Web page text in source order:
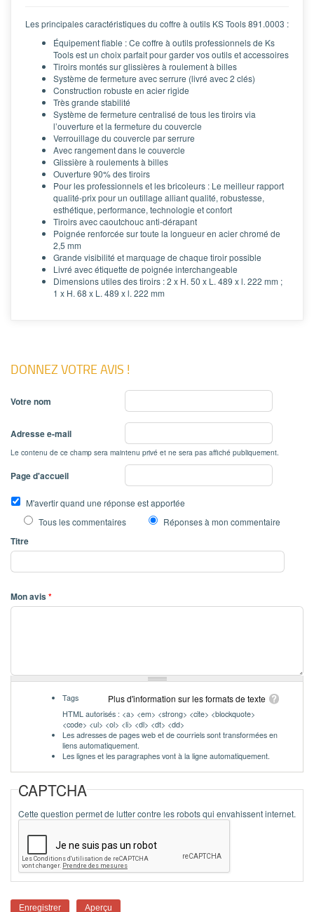
Les principales caractéristiques du coffre à outils KS Tools 891.0003 :
Équipement fiable : Ce coffre à outils professionnels de Ks
Tools est un choix parfait pour garder vos outils et accessoires
Tiroirs montés sur glissières à roulement à billes
Système de fermeture avec serrure (livré avec 2 clés)
Construction robuste en acier rigide
Très grande stabilité
Système de fermeture centralisé de tous les tiroirs via
l’ouverture et la fermeture du couvercle
Verrouillage du couvercle par serrure
Avec rangement dans le couvercle
Glissière à roulements à billes
Ouverture 90% des tiroirs
Pour les professionnels et les bricoleurs : Le meilleur rapport
qualité-prix pour un outillage alliant qualité, robustesse,
esthétique, performance, technologie et confort
Tiroirs avec caoutchouc anti-dérapant
Poignée renforcée sur toute la longueur en acier chromé de
2,5 mm
Grande visibilité et marquage de chaque tiroir possible
Livré avec étiquette de poignée interchangeable
Dimensions utiles des tiroirs : 2 x H. 50 x L. 489 x l. 222 mm ;
1 x H. 68 x L. 489 x l. 222 mm
DONNEZ VOTRE AVIS !
Votre nom
Adresse e-mail
Le contenu de ce champ sera maintenu privé et ne sera pas affiché publiquement.
Page d'accueil
M'avertir quand une réponse est apportée
Tous les commentaires
Réponses à mon commentaire
Titre
Mon avis*
Plus d'information sur les formats de texte
Tags
HTML autorisés : <a> <em> <strong> <cite> <blockquote>
<code> <ul> <ol> <li> <dl> <dt> <dd>
Les adresses de pages web et de courriels sont transformées en
liens automatiquement.
Les lignes et les paragraphes vont à la ligne automatiquement.
CAPTCHA
Cette question permet de lutter contre les robots qui envahissent internet.